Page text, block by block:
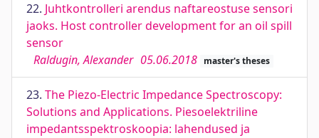
22. Juhtkontrolleri arendus naftareostuse sensori
jaoks. Host controller development for an oil spill
sensor
Raldugin, Alexander 05.06.2018 master's theses
23. The Piezo-Electric Impedance Spectroscopy:
Solutions and Applications. Piesoelektriline
impedantsspektroskoopia: lahendused ja